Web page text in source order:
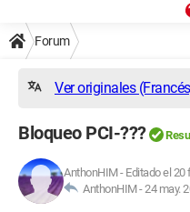
Forum
Ver originales
Bloqueo PCI-???
AnthonHIM- Editado el 20
AnthonHIM -24 may.